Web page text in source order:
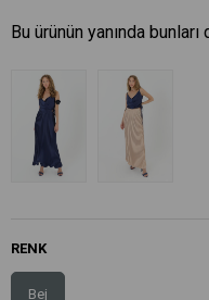
Bu ürünün yanında
RENK
Bej